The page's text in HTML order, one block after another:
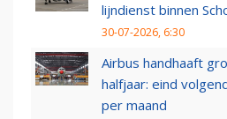
lijndienst binnen
30-07-2026, 6:30
Airbus handhaaft
halfjaar: eind
per maand